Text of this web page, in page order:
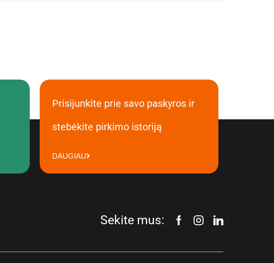
Prisijunkite prie savo paskyros ir
stebėkite pirkimo istoriją
DAUGIAU
Sekite mus: